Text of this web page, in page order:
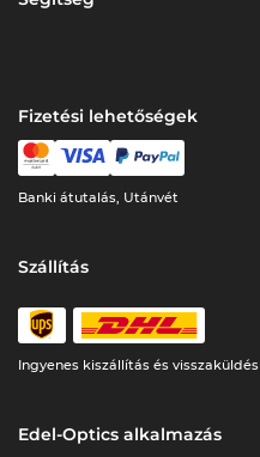
Fizetési lehetőségek
Banki átutalás, Utánvét
Szállítás
Ingyenes kiszállítás és visszaküldés
Edel-Optics alkalmazás